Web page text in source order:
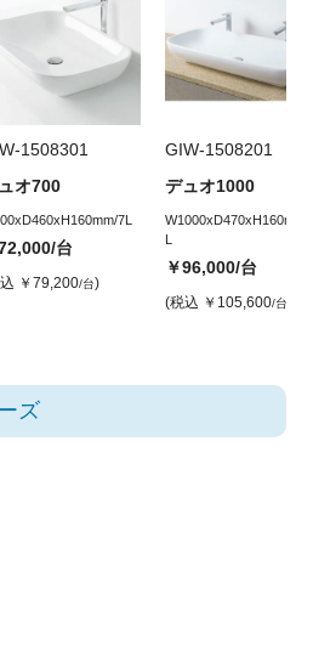
1508301
オ700
7L
/台
￥79,200/台)
GIW-1508201
デュオ1000
L
￥96,000/台
(税込 ￥105,600/台
ズ